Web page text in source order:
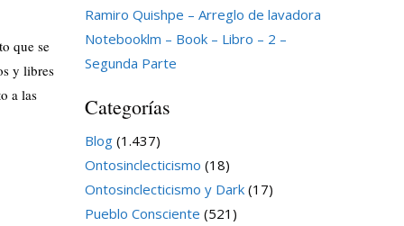
que se
y libres
a las
Ramiro Quishpe – Arreglo de lavadora
Notebooklm – Book – Libro – 2 –
Segunda Parte
Categorías
Blog(1.437)
Ontosinclecticismo (18)
Ontosinclecticismo y Dark(17)
Pueblo Consciente (521)